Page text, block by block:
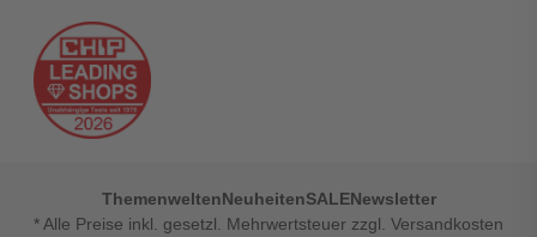
ThemenweltenNeuheitenSALENewsletter
* Alle Preise inkl. gesetzl. Mehrwertsteuer zzgl. Versandkosten